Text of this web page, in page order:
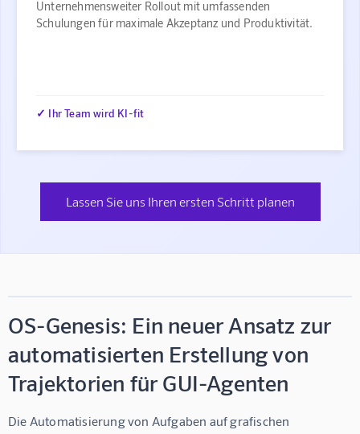
Unternehmensweiter Rollout mit umfassenden
Schulungen für maximale Akzeptanz und Produktivität.
✓ Ihr Team wird KI-fit
Lassen Sie uns Ihren ersten Schritt planen
OS-Genesis: Ein neuer Ansatz zur
automatisierten Erstellung von
Trajektorien für GUI-Agenten
Die Automatisierung von Aufgaben auf grafischen